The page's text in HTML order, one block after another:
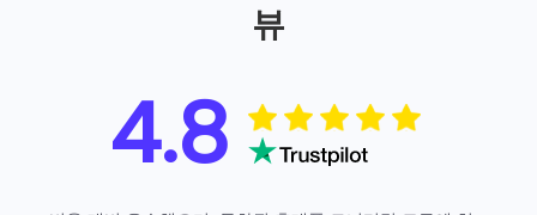
뷰
4.8